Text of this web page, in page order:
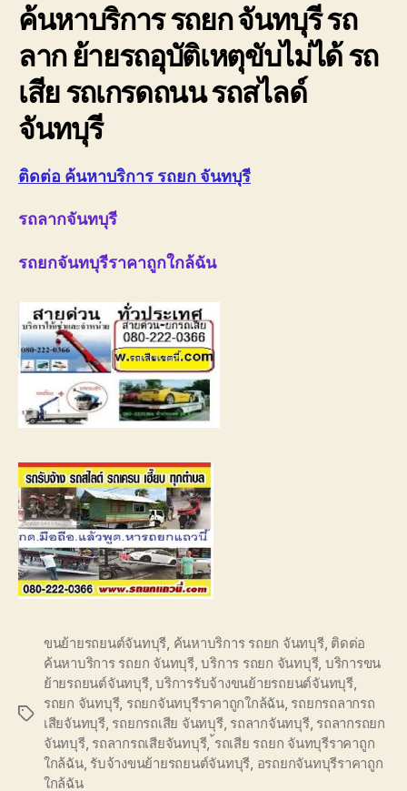
ค้นหาบริการ รถยก จันทบุรี รถ
ลาก ย้ายรถอุบัติเหตุขับไม่ได้ รถ
เสีย รถเกรดถนน รถสไลด์
จันทบุรี
ติดต่อ ค้นหาบริการ รถยก จันทบุรี
รถลากจันทบุรี
รถยกจันทบุรีราคาถูกใกล้ฉัน
Tags
ขนย้ายรถยนต์จันทบุรี, ค้นหาบริการ รถยก จันทบุรี, ติดต่อ
ค้นหาบริการ รถยก จันทบุรี,บริการ รถยก จันทบุรี, บริการขน
ย้ายรถยนต์จันทบุรี,บริการรับจ้างขนย้ายรถยนต์จันทบุรี,
รถยก จันทบุรี, รถยกจันทบุรีราคาถูกใกล้ฉัน, รถยกรถลากรถ
เสียจันทบุรี, รถยกรถเสีย จันทบุรี, รถลากจันทบุรี, รถลากรถยก
จันทบุรี, รถลากรถเสียจันทบุรี, ้รถเสีย รถยก จันทบุรีราคาถูก
ใกล้ฉัน, รับจ้างขนย้ายรถยนต์จันทบุรี, อรถยกจันทบุรีราคาถูก
ใกล้ฉัน